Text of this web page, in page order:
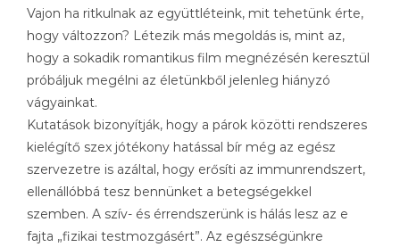
Vajon ha ritkulnak az együttléteink, mit tehetünk érte,
hogy változzon? Létezik más megoldás is, mint az,
hogy a sokadik romantikus film megnézésén keresztül
próbáljuk megélni az életünkből jelenleg hiányzó
vágyainkat.
Kutatások bizonyítják, hogy a párok közötti rendszeres
kielégítő szex jótékony hatással bír még az egész
szervezetre is azáltal, hogy erősíti az immunrendszert,
ellenállóbbá tesz bennünket a betegségekkel
szemben. A szív- és érrendszerünk is hálás lesz az e
fajta „fizikai testmozgásért”. Az egészségünkre